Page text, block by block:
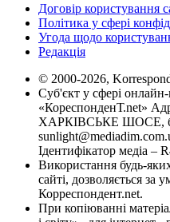
Договір користування
Політика у сфері
Угода щодо
Редакція
© 2000-2026,
Суб'єкт у сфері
«КореспонденТ.net»
ХАРКІВСЬКЕ ШОСЕ,
Ідентифікатор медіа –
Використання будь-
сайті, дозволяється за
Корреспондент.net.
При копіюванні